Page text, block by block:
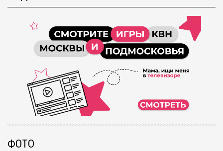
ФОТО